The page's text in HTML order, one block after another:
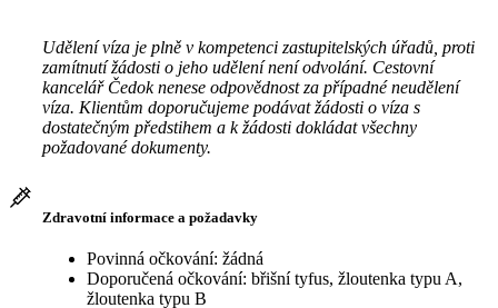
Udělení víza je plně v kompetenci zastupitelských úřadů, proti
zamítnutí žádosti o jeho udělení není odvolání. Cestovní
kancelář Čedok nenese odpovědnost za případné neudělení
víza. Klientům doporučujeme podávat žádosti o víza s
dostatečným předstihem a k žádosti dokládat všechny
požadované dokumenty.
Zdravotní informace a požadavky
Povinná očkování: žádná
Doporučená očkování: břišní tyfus, žloutenka typu A,
žloutenka typu B